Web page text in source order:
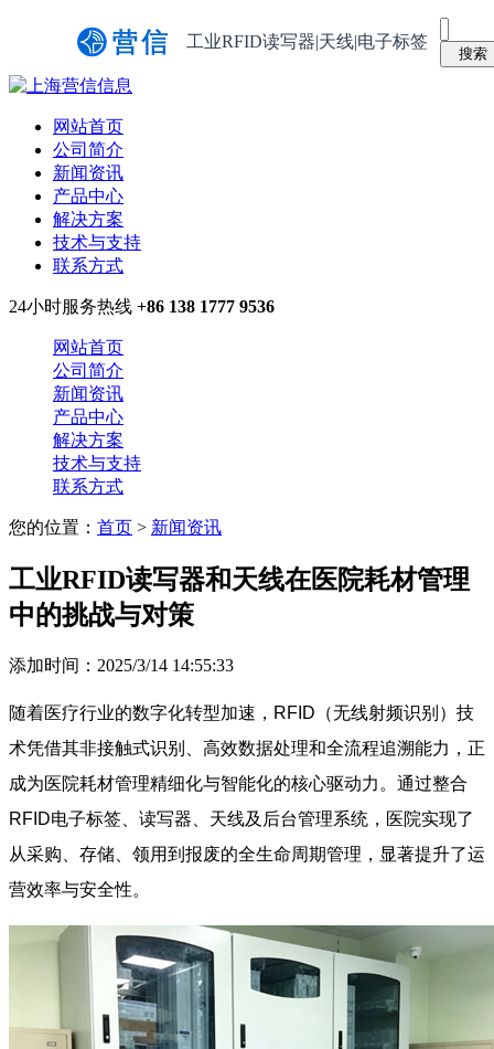
工业RFID读写器|天线|电子标签
网站首页
公司简介
新闻资讯
产品中心
解决方案
技术与支持
联系方式
24小时服务热线 +86 138 1777 9536
网站首页
公司简介
新闻资讯
产品中心
解决方案
技术与支持
联系方式
您的位置： 首页 > 新闻资讯
工业RFID读写器和天线在医院耗材管理
中的挑战与对策
添加时间：2025/3/14 14:55:33
随着医疗行业的数字化转型加速，RFID（无线射频识别）技
术凭借其非接触式识别、高效数据处理和全流程追溯能力，正
成为医院耗材管理精细化与智能化的核心驱动力。通过整合
RFID电子标签、读写器、天线及后台管理系统，医院实现了
从采购、存储、领用到报废的全生命周期管理，显著提升了运
营效率与安全性。